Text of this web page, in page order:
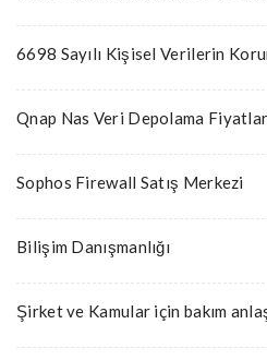
6698 Sayılı Kişisel Verilerin
Qnap Nas Veri Depolama
Sophos Firewall Satış Merkezi
Bilişim Danışmanlığı
Şirket ve Kamular için bakım